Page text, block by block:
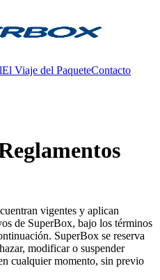
El Viaje del PaqueteContacto
vigentes y aplican
de SuperBox, bajo los términos
SuperBox se reserva
modificar o suspender
cualquier momento, sin previo